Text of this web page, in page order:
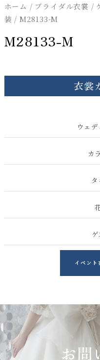
衣裳
ウェ
カ
イベント
ホーム / ブライダル衣裳 /
装 / M28133-M
M28133-M
お問